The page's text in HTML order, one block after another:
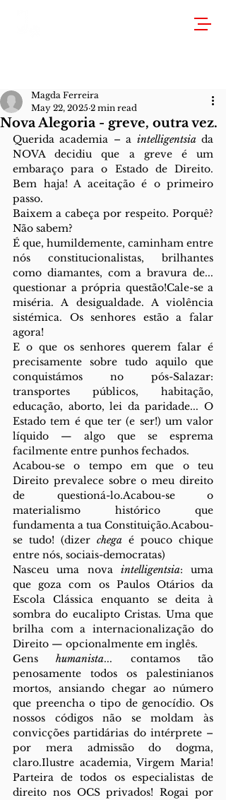
Nova Alegoria - greve, outra vez.
Magda Ferreira
May 22, 2025 2 min read
Querida academia – a intelligentsia da
NOVA decidiu que a greve é um
embaraço para o Estado de Direito.
Bem haja! A aceitação é o primeiro
passo.
Baixem a cabeça por respeito. Porquê?
Não sabem?
É que, humildemente, caminham entre
nós constitucionalistas, brilhantes
como diamantes, com a bravura de...
questionar a própria questão!Cale-se a
miséria. A desigualdade. A violência
sistémica. Os senhores estão a falar
agora!
E o que os senhores querem falar é
precisamente sobre tudo aquilo que
conquistámos no pós-Salazar:
transportes públicos, habitação,
educação, aborto, lei da paridade... O
Estado tem é que ter (e ser!) um valor
líquido — algo que se esprema
facilmente entre punhos fechados.
Acabou-se o tempo em que o teu
Direito prevalece sobre o meu direito
de questioná-lo.Acabou-se o
materialismo histórico que
fundamenta a tua Constituição.Acabou-
se tudo! (dizer chega é pouco chique
entre nós, sociais-democratas)
Nasceu uma nova intelligentsia: uma
que goza com os Paulos Otários da
Escola Clássica enquanto se deita à
sombra do eucalipto Cristas. Uma que
brilha com a internacionalização do
Direito — opcionalmente em inglês.
Gens humanista... contamos tão
penosamente todos os palestinianos
mortos, ansiando chegar ao número
que preencha o tipo de genocídio. Os
nossos códigos não se moldam às
convicções partidárias do intérprete –
por mera admissão do dogma,
claro.Ilustre academia, Virgem Maria!
Parteira de todos os especialistas de
direito nos OCS privados! Rogai por